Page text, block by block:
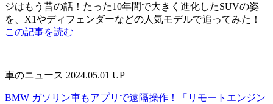
ジはもう昔の話！たった10年間で大きく進化したSUVの姿
を、X1やディフェンダーなどの人気モデルで追ってみた！
この記事を読む
車のニュース 2024.05.01 UP
BMW ガソリン車もアプリで遠隔操作！「リモートエンジン